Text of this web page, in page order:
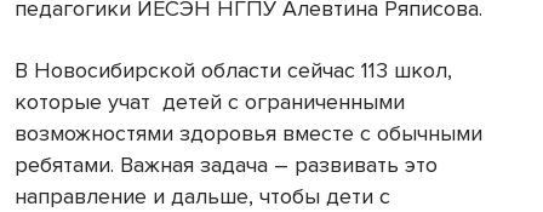
педагогики ИЕСЭН НГПУ Алевтина Ряписова.
В Новосибирской области сейчас 113 школ,
которые учат детей с ограниченными
возможностями здоровья вместе с обычными
ребятами. Важная задача – развивать это
направление и дальше, чтобы дети с